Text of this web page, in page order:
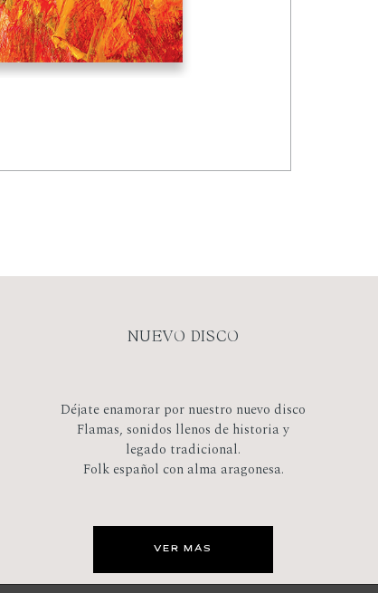
NUEVO DISCO
Déjate enamorar por nuestro nuevo disco
Flamas, sonidos llenos de historia y
legado tradicional.
Folk español con alma aragonesa.
VER MÁS